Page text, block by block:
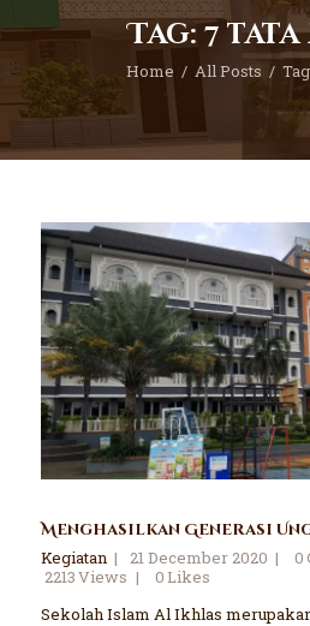
Tag: 7
Home All Posts
Yuk Berdonasi
Kontak
Menghasilkan Generasi
Kegiatan
21 December 2020 0
2213Views 0Likes
Sekolah Islam Al Ikhlas